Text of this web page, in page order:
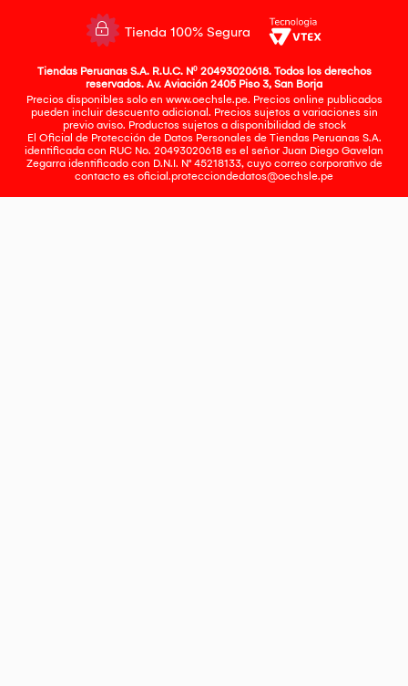
Tienda 100% Segura
Tiendas Peruanas S.A. R.U.C. Nº 20493020618. Todos los derechos
reservados. Av. Aviación 2405 Piso 3, San Borja
Precios disponibles solo en www.oechsle.pe. Precios online publicados
pueden incluir descuento adicional. Precios sujetos a variaciones sin
previo aviso. Productos sujetos a disponibilidad de stock
El Oficial de Protección de Datos Personales de Tiendas Peruanas S.A.
identificada con RUC No. 20493020618 es el señor Juan Diego Gavelan
Zegarra identificado con D.N.I. N° 45218133, cuyo correo corporativo de
contacto es oficial.protecciondedatos@oechsle.pe